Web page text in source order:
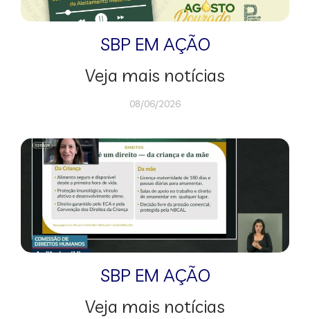
SBP EM AÇÃO
Veja mais notícias
08/06/2026
SBP EM AÇÃO
Veja mais notícias